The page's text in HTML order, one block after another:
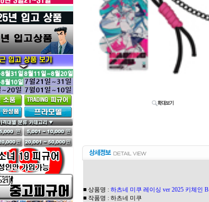
■ 상품명 : 하츠네 미쿠 레이싱 ver 2025 키체인 B
■ 작품명 : 하츠네 미쿠